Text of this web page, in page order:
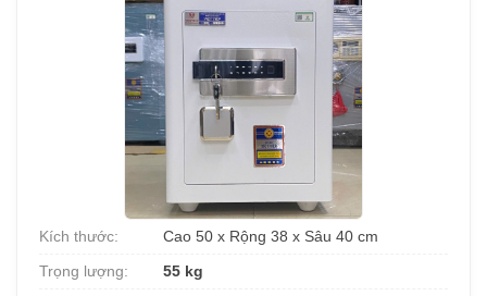
Kích thước:
Cao 50 x Rộng 38 x Sâu 40 cm
Trọng lượng:
55 kg